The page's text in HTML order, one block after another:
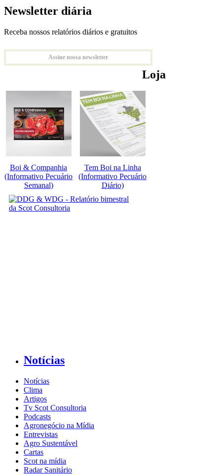
Newsletter diária
Receba nossos relatórios diários e gratuitos
Assine nossa newsletter
Loja
Boi & Companhia
(Informativo Pecuário
Semanal)
Tem Boi na Linha
(Informativo Pecuário
Diário)
Notícias
Notícias
Clima
Artigos
Tv Scot Consultoria
Podcasts
Agronegócio na Mídia
Entrevistas
Agro Sustentável
Cartas
Scot na mídia
Radar Sanitário